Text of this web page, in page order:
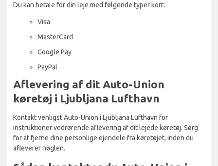
Du kan betale for din leje med følgende typer kort:
Visa
MasterCard
Google Pay
PayPal
Aflevering af dit Auto-Union
køretøj i Ljubljana Lufthavn
Kontakt venligst Auto-Union i Ljubljana Lufthavn for
instruktioner vedrørende aflevering af dit lejede køretøj. Sørg
for at fjerne dine personlige ejendele fra køretøjet, inden du
afleverer nøglen.